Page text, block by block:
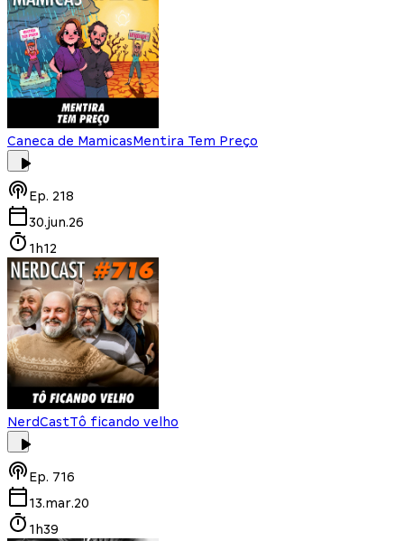
Caneca de MamicasMentira Tem Preço
Ep. 218
30.jun.26
1h12
NerdCastTô ficando velho
Ep. 716
13.mar.20
1h39